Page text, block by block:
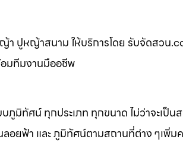
ปูหญ้าสนาม ให้บริการโดย รับจัดสวน
มทีมงานมืออชีพ
มิทัศน์ ทุกประเภท ทุกขนาด ไม่ว่าจะเป็
ยฟ้า และ ภูมิทัศน์ตามสถานที่ต่าง ๆเพิ่